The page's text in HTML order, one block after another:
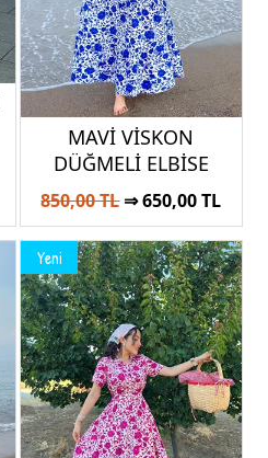
MAVİ VİSKON
DÜĞMELİ ELBİSE
850,00 TL⇒ 650,00 TL
Yeni